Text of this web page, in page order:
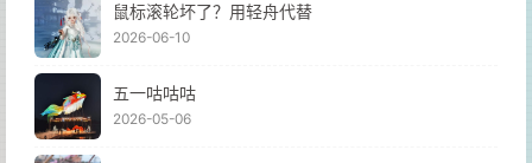
鼠标滚轮坏了？用轻舟代替
2026-06-10
五一咕咕咕
2026-05-06